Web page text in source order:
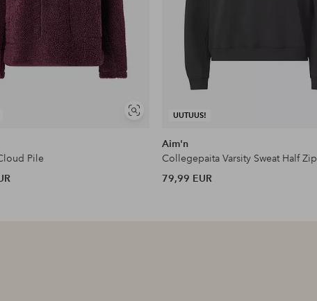
Näytä
Pile
UUTUUS!
Aim'n
Collegepaita Varsity Sweat Half Zip
79,99 EUR